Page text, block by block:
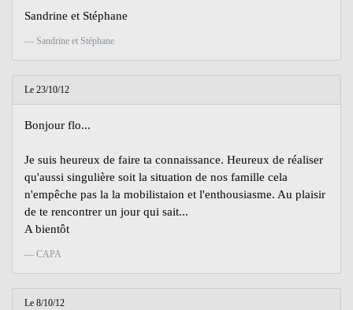
Sandrine et Stéphane
Sandrine et Stéphane
Le 23/10/12
Bonjour flo...
Je suis heureux de faire ta connaissance. Heureux de réaliser
qu'aussi singulière soit la situation de nos famille cela
n'empêche pas la la mobilistaion et l'enthousiasme. Au plaisir
de te rencontrer un jour qui sait...
A bientôt
CAPA
Le 8/10/12